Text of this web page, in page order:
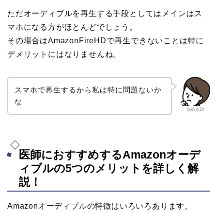
ただオーディブルを再生する手段としてはメインはス
マホになる方がほとんどでしょう。
その場合はAmazonFireHDで再生できないことは特に
デメリットにはなりませんね。
悩めるDr
スマホで再生するから私は特に問題ないか
な
医師におすすめするAmazonオーデ
ィブルの5つのメリットを詳しく解
説！
Amazonオーディブルの特徴はいろいろあります。